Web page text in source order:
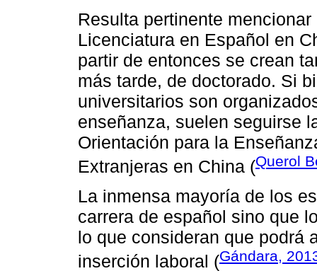
Resulta pertinente
Licenciatura en Español en
partir de entonces se crean
más tarde, de doctorado. Si
universitarios son
enseñanza, suelen seguirse
Orientación para la
Extranjeras en China (Querol
La inmensa mayoría de los
carrera de español sino que
lo que consideran que podrá
inserción laboral (Gándara,